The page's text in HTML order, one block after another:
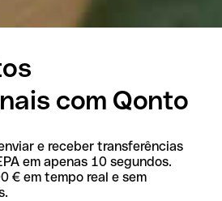
com Qonto
e receber transferências
em apenas 10 segundos.
€ em tempo real e sem